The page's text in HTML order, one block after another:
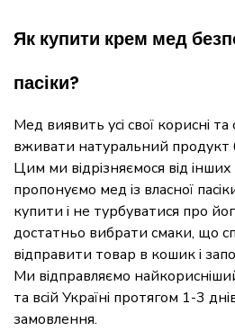
Як купити крем мед
пасіки?
Мед виявить усі свої корисні та
вживати натуральний продукт
Цим ми відрізняємося від
пропонуємо мед із власної
купити і не турбуватися про
достатньо вибрати смаки, що
відправити товар в кошик і
Ми відправляємо
та всій Україні протягом 1-3
замовлення.